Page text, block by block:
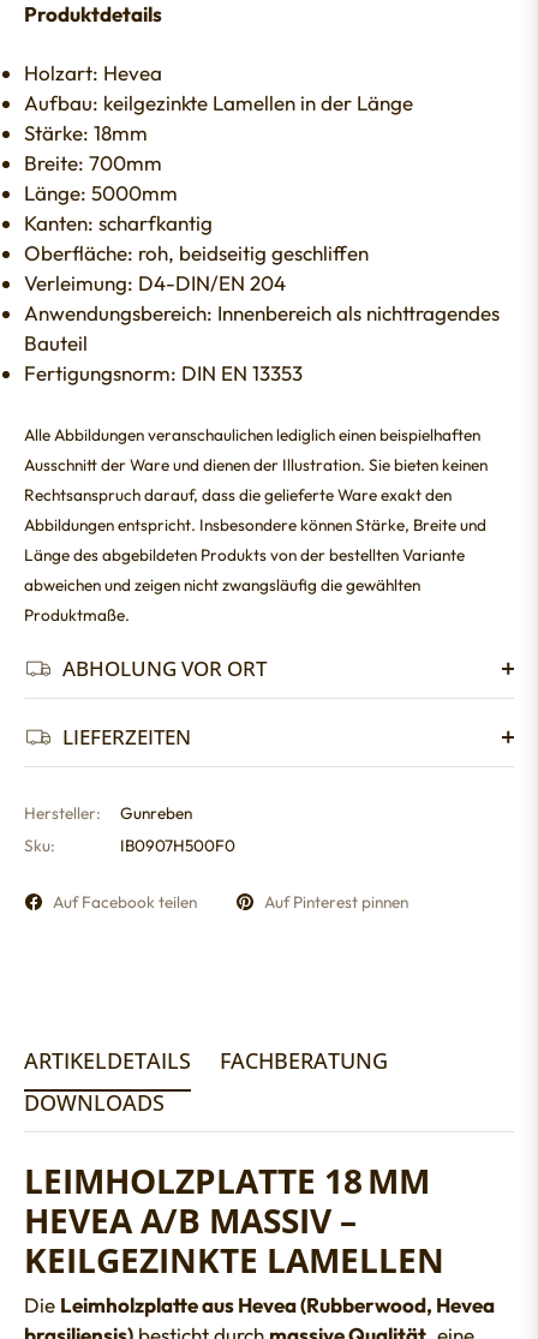
Produktdetails
Holzart: Hevea
Aufbau: keilgezinkte Lamellen in der Länge
Stärke: 18mm
Breite: 700mm
Länge: 5000mm
Kanten: scharfkantig
Oberfläche: roh, beidseitig geschliffen
Verleimung: D4-DIN/EN 204
Anwendungsbereich: Innenbereich als nichttragendes
Bauteil
Fertigungsnorm: DIN EN 13353
Alle Abbildungen veranschaulichen lediglich einen beispielhaften
Ausschnitt der Ware und dienen der Illustration. Sie bieten keinen
Rechtsanspruch darauf, dass die gelieferte Ware exakt den
Abbildungen entspricht. Insbesondere können Stärke, Breite und
Länge des abgebildeten Produkts von der bestellten Variante
abweichen und zeigen nicht zwangsläufig die gewählten
Produktmaße.
ABHOLUNG VOR ORT
LIEFERZEITEN
Hersteller:
Gunreben
Sku:
IB0907H500F0
Auf Facebook teilen Auf Pinterest pinnen
ARTIKELDETAILS
FACHBERATUNG
DOWNLOADS
LEIMHOLZPLATTE 18 MM
HEVEA A/B MASSIV –
KEILGEZINKTE LAMELLEN
Die Leimholzplatte aus Hevea (Rubberwood, Hevea